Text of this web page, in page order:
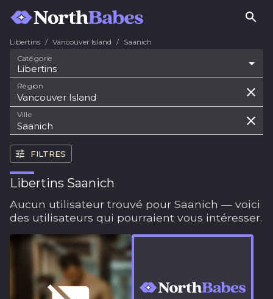
Libertins / Vancouver Island / Saanich
Catégorie
Libertins
Région
Ville
FILTRES
Libertins Saanich
Aucun utilisateur trouvé pour Saanich — voici
des utilisateurs qui pourraient vous intéresser.